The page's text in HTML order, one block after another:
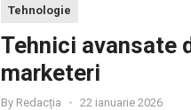
Tehnologie
Tehnici avansate
marketeri
By Redacția • 22 ianuarie 2026